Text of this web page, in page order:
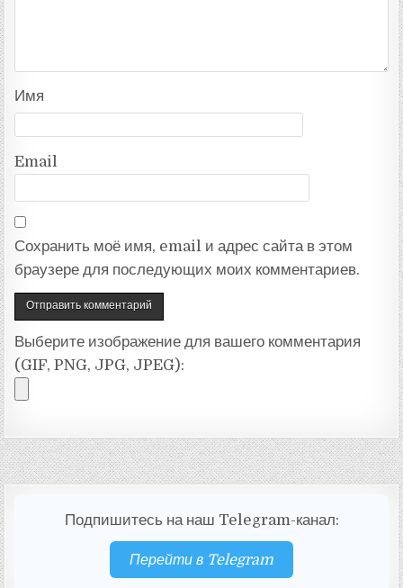
Имя
Email
Сохранить моё имя, email и адрес сайта в этом
браузере для последующих моих комментариев.
Выберите изображение для вашего комментария
(GIF, PNG, JPG, JPEG):
Подпишитесь на наш Telegram-канал:
Перейти в Telegram